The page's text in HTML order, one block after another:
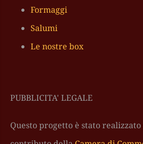
Formaggi
Salumi
Le nostre box
PUBBLICITA' LEGALE
Questo progetto è stato